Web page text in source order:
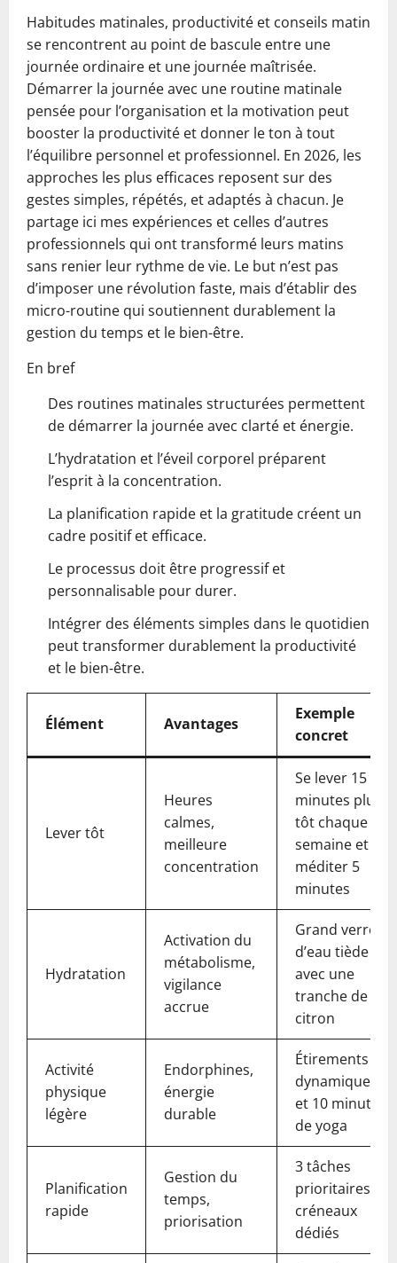
Habitudes matinales, productivité et conseils matin
se rencontrent au point de bascule entre une
journée ordinaire et une journée maîtrisée.
Démarrer la journée avec une routine matinale
pensée pour l’organisation et la motivation peut
booster la productivité et donner le ton à tout
l’équilibre personnel et professionnel. En 2026, les
approches les plus efficaces reposent sur des
gestes simples, répétés, et adaptés à chacun. Je
partage ici mes expériences et celles d’autres
professionnels qui ont transformé leurs matins
sans renier leur rythme de vie. Le but n’est pas
d’imposer une révolution faste, mais d’établir des
micro-routine qui soutiennent durablement la
gestion du temps et le bien-être.
En bref
Des routines matinales structurées permettent
de démarrer la journée avec clarté et énergie.
L’hydratation et l’éveil corporel préparent
l’esprit à la concentration.
La planification rapide et la gratitude créent un
cadre positif et efficace.
Le processus doit être progressif et
personnalisable pour durer.
Intégrer des éléments simples dans le quotidien
peut transformer durablement la productivité
et le bien‑être.
Élément Avantages
Exemple
concret
Lever tôt
Heures
calmes,
meilleure
concentration
Se lever 15
minutes plus
tôt chaque
semaine et
méditer 5
minutes
Hydratation
Activation du
métabolisme,
vigilance
accrue
Grand verre
d’eau tiède
avec une
tranche de
citron
Activité
physique
légère
Endorphines,
énergie
durable
Étirements
dynamiques
et 10 minutes
de yoga
Planification
rapide
Gestion du
temps,
priorisation
3 tâches
prioritaires et
créneaux
dédiés